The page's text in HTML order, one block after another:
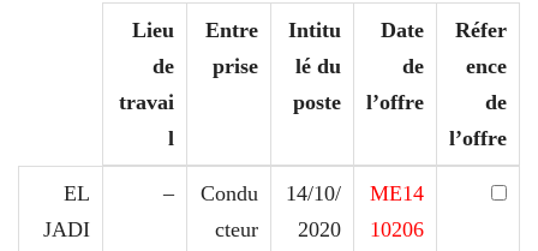
Réfer
ence
de
l’offre
Date
de
l’offre
Intitu
lé du
poste
Entre
prise
Lieu
de
travai
l
ME14
10206
14/10/
2020
Condu
cteur
–
EL
JADI